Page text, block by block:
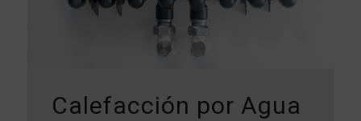
Calefacción por Agua